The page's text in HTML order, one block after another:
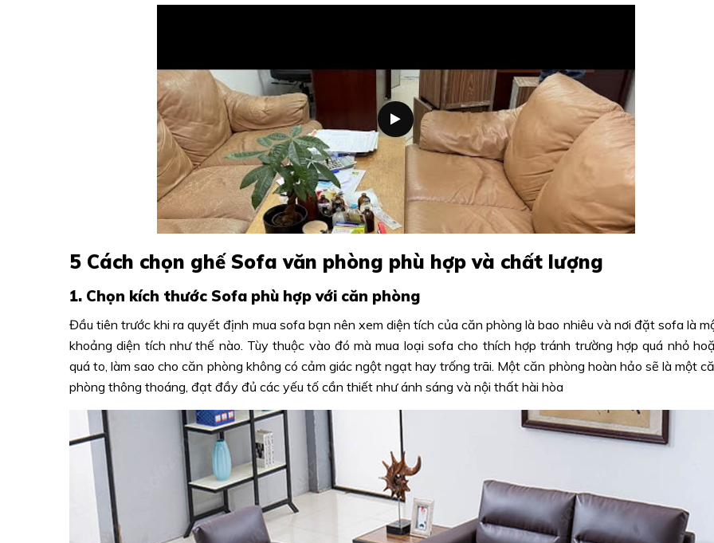
5 Cách chọn ghế Sofa văn phòng phù hợp và chất lượng
1. Chọn kích thước Sofa phù hợp với căn phòng
Đầu tiên trước khi ra quyết định mua sofa bạn nên xem diện tích của căn phòng là bao nhiêu và nơi đặt sofa là
khoảng diện tích như thế nào. Tùy thuộc vào đó mà mua loại sofa cho thích hợp tránh trường hợp quá nhỏ
quá to, làm sao cho căn phòng không có cảm giác ngột ngạt hay trống trãi. Một căn phòng hoàn hảo sẽ là một
phòng thông thoáng, đạt đầy đủ các yếu tố cần thiết như ánh sáng và nội thất hài hòa